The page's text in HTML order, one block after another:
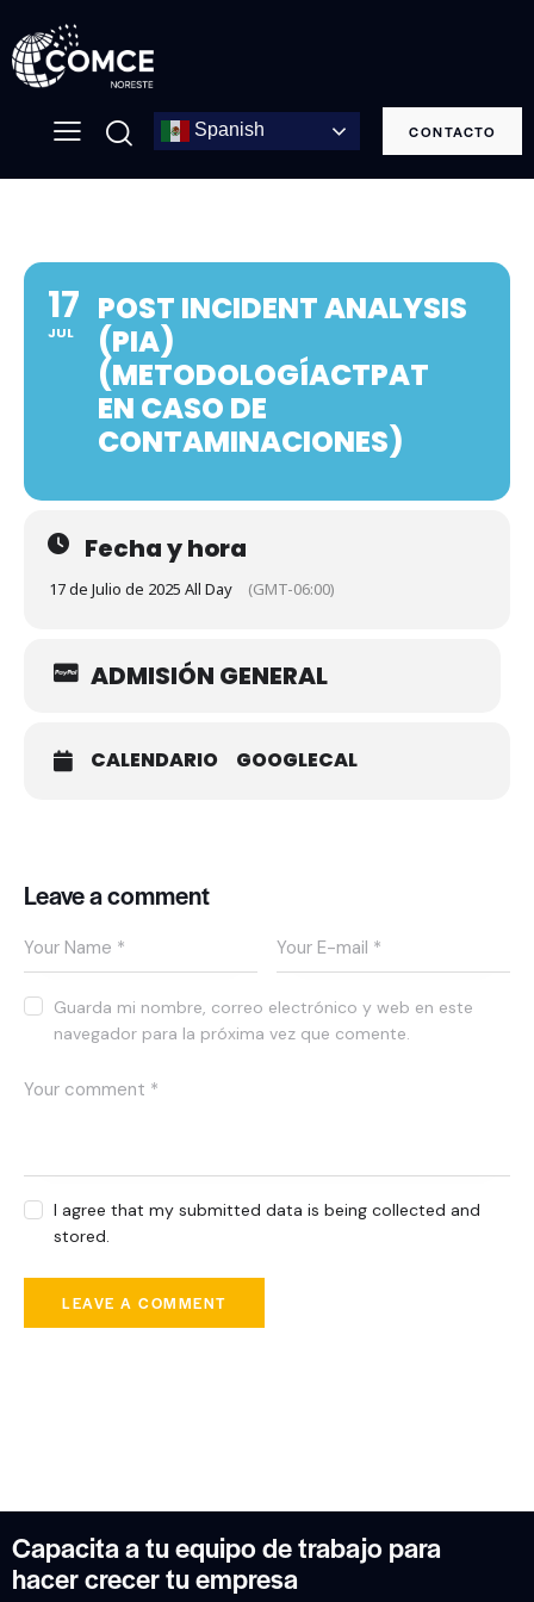
Spanish CONTACTO
17
JUL
POST INCIDENT ANALYSIS
(PIA)
(METODOLOGÍACTPAT
EN CASO DE
CONTAMINACIONES)
Fecha y hora
17 de Julio de 2025 All Day (GMT-06:00)
ADMISIÓN GENERAL
CALENDARIO GOOGLECAL
Leave a comment
Guarda mi nombre, correo electrónico y web en este
navegador para la próxima vez que comente.
I agree that my submitted data is being collected and
stored.
Capacita a tu equipo de trabajo para
hacer crecer tu empresa